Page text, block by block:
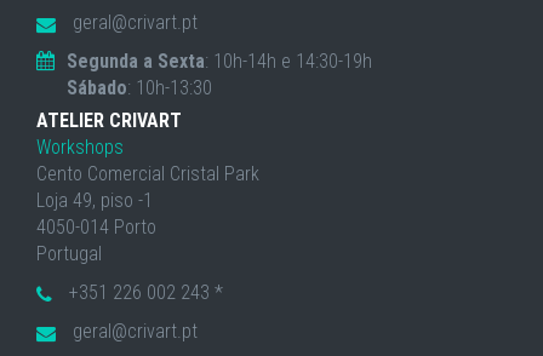
geral@crivart.pt
Segunda a Sexta: 10h-14h e 14:30-19h
Sábado: 10h-13:30
ATELIER CRIVART
Workshops
Cento Comercial Cristal Park
Loja 49, piso -1
4050-014 Porto
Portugal
+351 226 002 243 *
geral@crivart.pt